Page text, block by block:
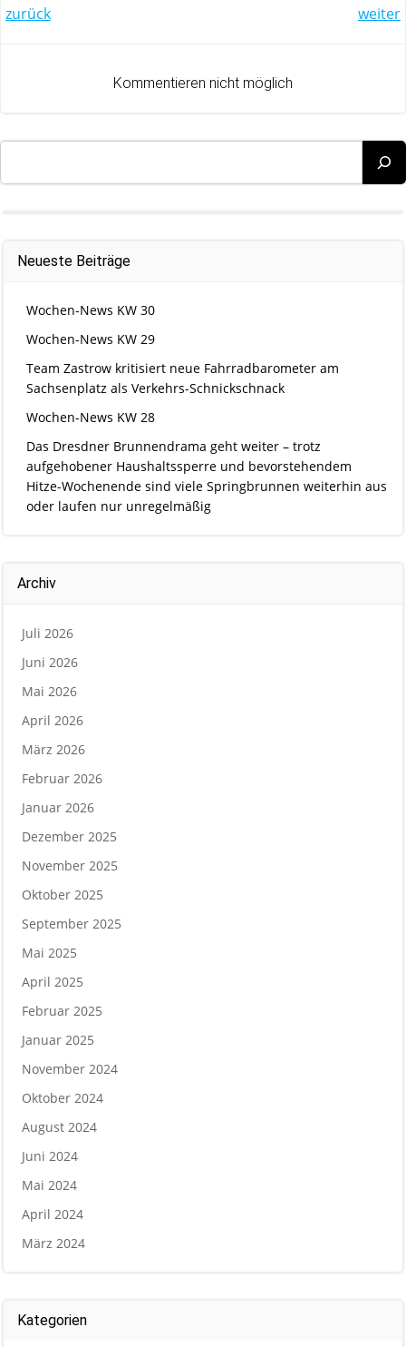
Post
navigation
zurück
navigation
weiter
Kommentieren nicht möglich
Neueste Beiträge
Wochen-News KW 30
Wochen-News KW 29
Team Zastrow kritisiert neue Fahrradbarometer am
Sachsenplatz als Verkehrs-Schnickschnack
Wochen-News KW 28
Das Dresdner Brunnendrama geht weiter – trotz
aufgehobener Haushaltssperre und bevorstehendem
Hitze-Wochenende sind viele Springbrunnen weiterhin aus
oder laufen nur unregelmäßig
Archiv
Juli 2026
Juni 2026
Mai 2026
April 2026
März 2026
Februar 2026
Januar 2026
Dezember 2025
November 2025
Oktober 2025
September 2025
Mai 2025
April 2025
Februar 2025
Januar 2025
November 2024
Oktober 2024
August 2024
Juni 2024
Mai 2024
April 2024
März 2024
Kategorien